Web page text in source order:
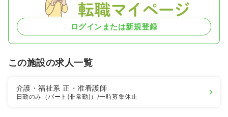
ログインまたは新規登録
この施設の求人一覧
介護・福祉系正・准看護師
日勤のみ（パート(非常勤)） /一時募集休止